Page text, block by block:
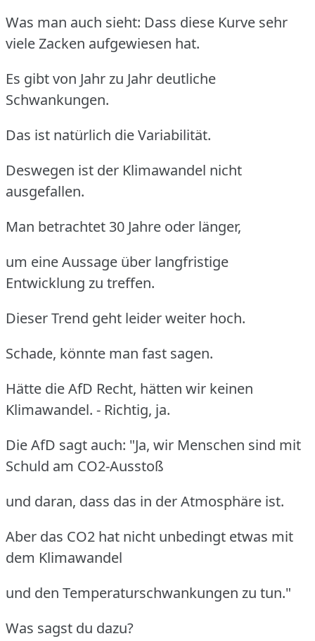
Was man auch sieht: Dass diese Kurve sehr
viele Zacken aufgewiesen hat.
Es gibt von Jahr zu Jahr deutliche
Schwankungen.
Das ist natürlich die Variabilität.
Deswegen ist der Klimawandel nicht
ausgefallen.
Man betrachtet 30 Jahre oder länger,
um eine Aussage über langfristige
Entwicklung zu treffen.
Dieser Trend geht leider weiter hoch.
Schade, könnte man fast sagen.
Hätte die AfD Recht, hätten wir keinen
Klimawandel. - Richtig, ja.
Die AfD sagt auch: "Ja, wir Menschen sind mit
Schuld am CO2-Ausstoß
und daran, dass das in der Atmosphäre ist.
Aber das CO2 hat nicht unbedingt etwas mit
dem Klimawandel
und den Temperaturschwankungen zu tun."
Was sagst du dazu?